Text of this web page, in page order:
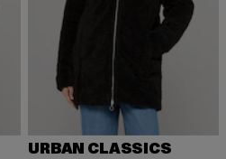
URBAN CLASSICS